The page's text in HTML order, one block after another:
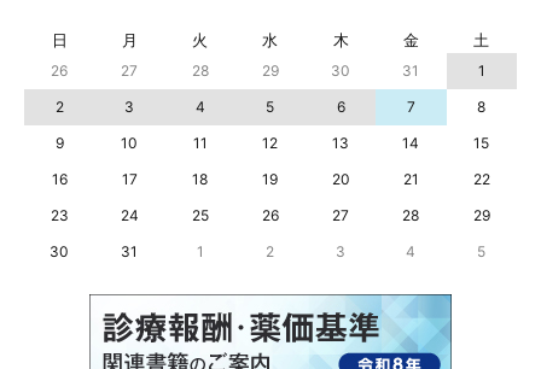
日 月 火 水 木 金 土
26 27 28 29 30 31
1
2
3 4 5 6 7
8
9
10 11 12 13 14
15
16
17 18 19 20 21
22
23
24 25 26 27 28
29
30
31 1 2 3 4 5